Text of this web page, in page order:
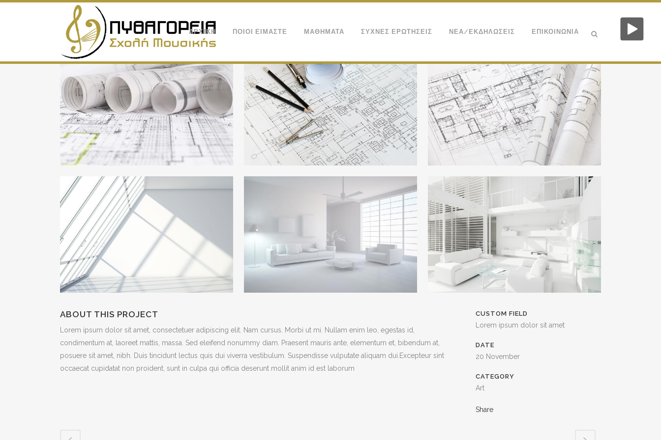
ΑΡΧΙΚΗ ΠΟΙΟΙ ΕΙΜΑΣΤΕ ΜΑΘΗΜΑΤΑ ΣΥΧΝΕΣ ΕΡΩΤΗΣΕΙΣ ΝΕΑ/ΕΚΔΗΛΩΣΕΙΣ ΕΠΙΚΟΙΝΩΝΙΑ
ABOUT THIS PROJECT
Lorem ipsum dolor sit amet, consectetuer adipiscing elit. Nam cursus. Morbi ut mi. Nullam enim leo, egestas id,
condimentum at, laoreet mattis, massa. Sed eleifend nonummy diam. Praesent mauris ante, elementum et, bibendum at,
posuere sit amet, nibh. Duis tincidunt lectus quis dui viverra vestibulum. Suspendisse vulputate aliquam dui.Excepteur sint
occaecat cupidatat non proident, sunt in culpa qui officia deserunt mollit anim id est laborum
CUSTOM FIELD
Lorem ipsum dolor sit amet
DATE
20 November
CATEGORY
Art
Share